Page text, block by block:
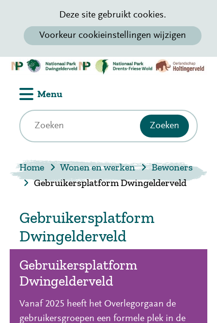
Cookievoorkeur
wijzigen
Deze site gebruikt cookies.
Voorkeur cookieinstellingen wijzigen
gebruik
van
cookies
deze
website
toegestaan
of
Ga
inhoud
MenuUitklappen
e
Zoeken Zoeken
Home Wonen en werken
Bewoners
Gebruikersplatform Dwingelderveld
Gebruikersplatform
Dwingelderveld
Gebruikersplatform
Dwingelderveld
Vanaf 2025 heeft het Overlegorgaan de
gebruikersgroepen een formele plek in de